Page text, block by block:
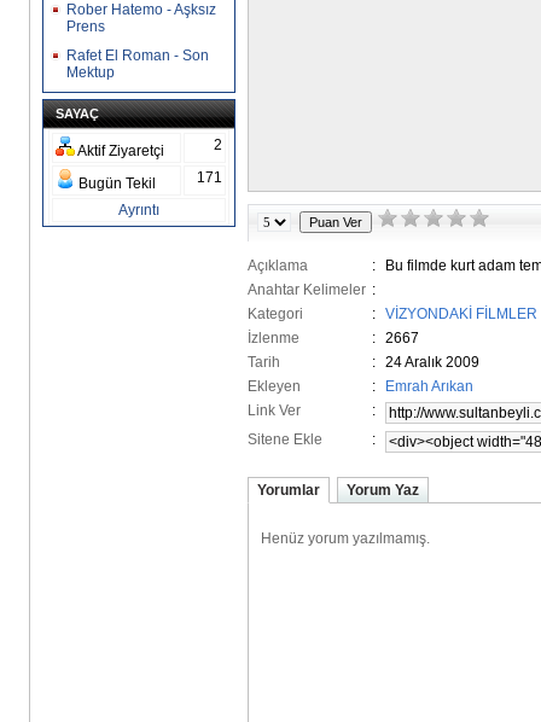
Rober Hatemo - Aşksız
Prens
Rafet El Roman - Son
Mektup
SAYAÇ
Aktif Ziyaretçi 2
Bugün Tekil
171
Ayrıntı
Açıklama :
Bu filmde kurt adam
Anahtar Kelimeler :
Kategori
: VİZYONDAKİ FİLMLER
İzlenme
: 2667
Tarih
: 24 Aralık 2009
Ekleyen
:
Emrah Arıkan
Link Ver
:
Sitene Ekle
:
Yorumlar Yorum Yaz